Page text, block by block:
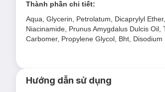
khỏe mạnh.
Sản phẩm được kiểm nghiệm lâm
2. Kem Dưỡng Ẩm Cetaphil
Thành phần chi tiết:
Aqua, Glycerin, Petrolatum, Dicaprylyl
Niacinamide, Prunus Amygdalus Dulcis
Carbomer, Propylene Glycol, Bht,
Hướng dẫn sử dụng